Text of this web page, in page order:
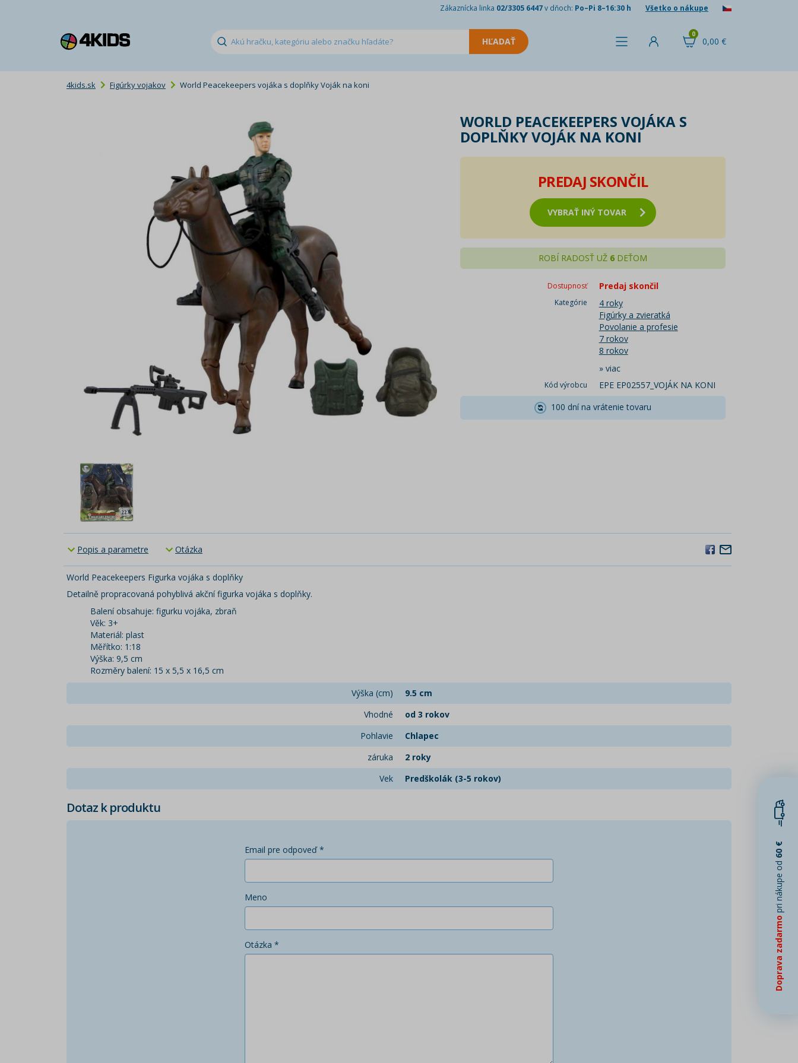
Zákaznícka linka 02/3305 6447v dňoch: Po–Pi 8–16:30 h Všetko o nákupe
0,00 €
0
4kids.sk Figúrky vojakov World Peacekeepers vojáka s doplňky Voják na koni
WORLD PEACEKEEPERS VOJÁKA S
DOPLŇKY VOJÁK NA KONI
PREDAJ SKONČIL
VYBRAŤ INÝ TOVAR
ROBÍ RADOSŤ UŽ 6 DEŤOM
Dostupnosť Predaj skončil
Kategórie
4 roky
Figúrky a zvieratká
Povolanie a profesie
7 rokov
8 rokov
» viac
Kód výrobcu
EPE EP02557_VOJÁK NA KONI
100 dní na vrátenie tovaru
Popis a parametre Otázka
World Peacekeepers Figurka vojáka s doplňky
Detailně propracovaná pohyblivá akční figurka vojáka s doplňky.
Balení obsahuje: figurku vojáka, zbraň
Věk: 3+
Materiál: plast
Měřítko: 1:18
Výška: 9,5 cm
Rozměry balení: 15 x 5,5 x 16,5 cm
Výška (cm)
9.5 cm
Vhodné
od 3 rokov
Pohlavie
Chlapec
záruka
2 roky
Vek
Predškolák (3-5 rokov)
Dotaz k produktu
Email pre odpoveď *
Meno
Otázka * Doprava zadarmo
pri nákupe od
60 €